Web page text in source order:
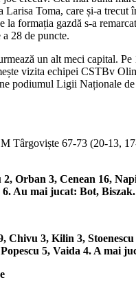
Larisa Toma, care și-a trecut
la formația gazdă s-a
28 de puncte.
un alt meci capital. Pe
vizita echipei CSTBv
podiumul Ligii Naționale de
Târgoviște 67-73 (20-13,
Orban 3, Cenean 16,
6. Au mai jucat: Bot, Biszak.
Chivu 3, Kilin 3,
5, Vaida 4. A mai